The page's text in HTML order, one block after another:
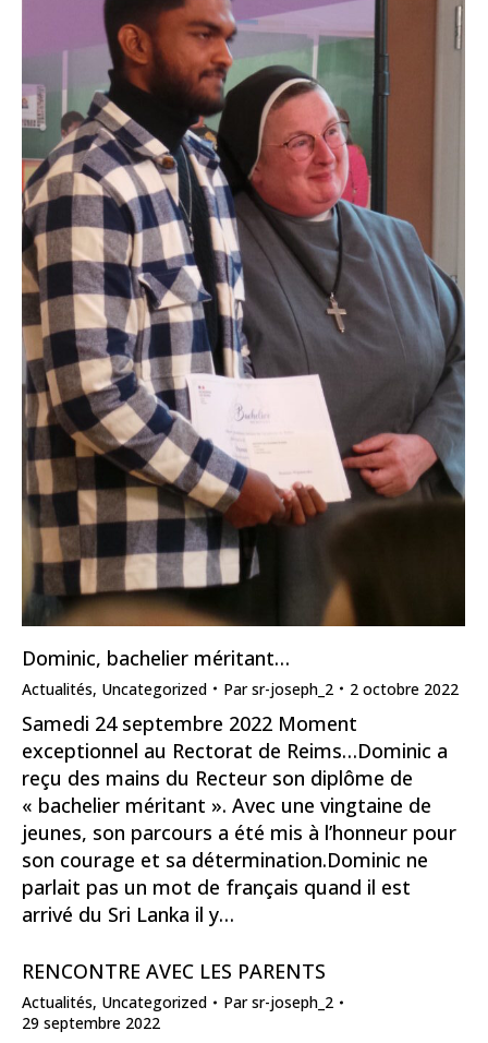
Dominic, bachelier méritant…
Actualités, Uncategorized Parsr-joseph_2 2 octobre 2022
Samedi 24 septembre 2022 Moment
exceptionnel au Rectorat de Reims…Dominic a
reçu des mains du Recteur son diplôme de
« bachelier méritant ». Avec une vingtaine de
jeunes, son parcours a été mis à l’honneur pour
son courage et sa détermination.Dominic ne
parlait pas un mot de français quand il est
arrivé du Sri Lanka il y…
RENCONTRE AVEC LES PARENTS
Actualités, Uncategorized Parsr-joseph_2
29 septembre 2022